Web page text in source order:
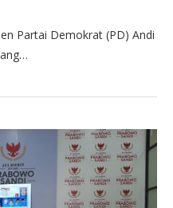
Partai Demokrat (PD) Andi